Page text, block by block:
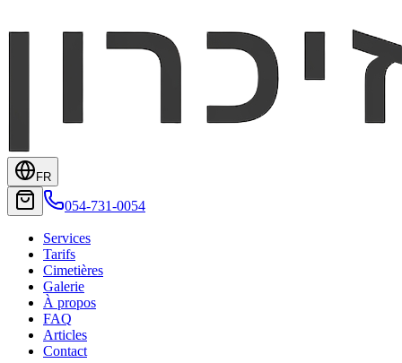
FR
054-731-0054
Services
Tarifs
Cimetières
Galerie
À propos
FAQ
Articles
Contact